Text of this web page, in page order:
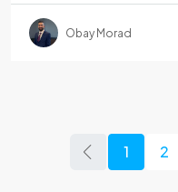
Obay Morad
1 2